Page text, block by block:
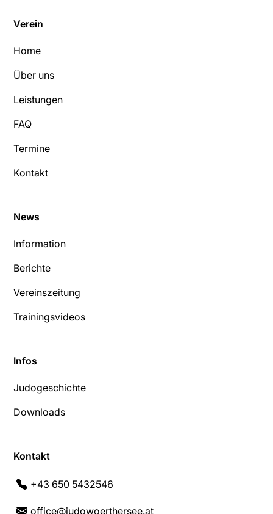
Verein
Home
Über uns
Leistungen
FAQ
Termine
Kontakt
News
Information
Berichte
Vereinszeitung
Trainingsvideos
Infos
Judogeschichte
Downloads
Kontakt
+43 650 5432546
office@judowoerthersee.at